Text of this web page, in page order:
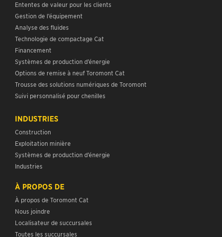
Ententes de valeur pour les clients
Gestion de l’équipement
Analyse des fluides
Technologie de compactage Cat
Financement
Systèmes de production d’énergie
Options de remise à neuf Toromont Cat
Trousse des solutions numériques de Toromont
Suivi personnalisé pour chenilles
INDUSTRIES
Construction
Exploitation minière
Systèmes de production d’énergie
Industries
À PROPOS DE
À propos de Toromont Cat
Nous joindre
Localisateur de succursales
Toutes les succursales